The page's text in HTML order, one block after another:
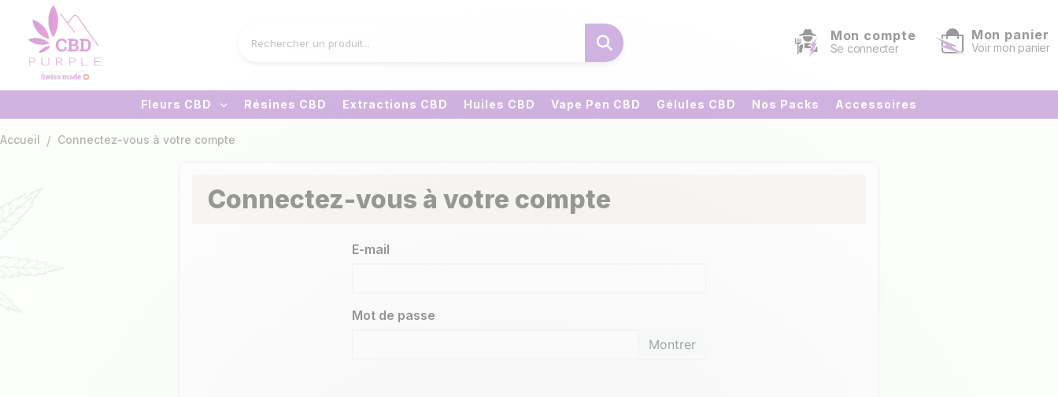
Mon compte
Se connecter
Mon panier
Voir mon panier
Fleurs CBD Résines CBD Extractions CBD Huiles CBD Vape Pen CBD Gélules CBD Nos Packs Accessoires
Accueil Connectez-vous à votre compte
Connectez-vous à votre compte
E-mail
Mot de passe
Montrer